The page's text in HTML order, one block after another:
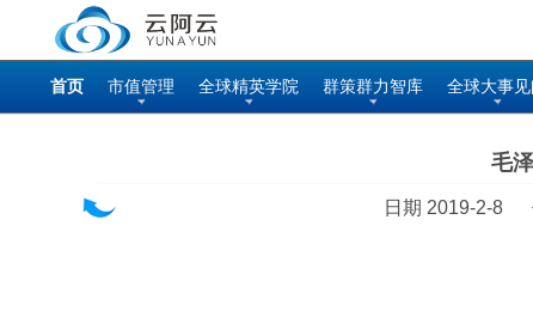
首页 市值管理 全球精英学院 群策群力智库 全球大事见
毛
日期 2019-2-8